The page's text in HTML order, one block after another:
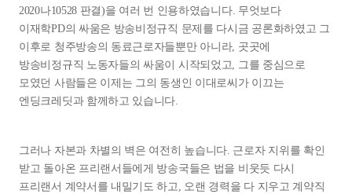
2020나10528 판결)을 여러 번 인용하였습니다. 무엇보다
이재학PD의 싸움은 방송비정규직 문제를 다시금 공론화하였고 그
이후로 청주방송의 동료근로자들뿐만 아니라, 곳곳에
방송비정규직 노동자들의 싸움이 시작되었고, 그를 중심으로
모였던 사람들은 이제는 그의 동생인 이대로씨가 이끄는
엔딩크레딧과 함께하고 있습니다.
그러나 자본과 차별의 벽은 여전히 높습니다. 근로자 지위를 확인
받고 돌아온 프리랜서들에게 방송국들은 법을 비웃듯 다시
프리랜서 계약서를 내밀기도 하고, 오랜 경력을 다 지우고 계약직